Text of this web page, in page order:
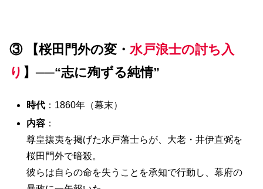
③ 【桜田門外の変・ 水戸浪士の討ち入
り 】──“志に殉ずる純情”
時代 ：1860年（幕末）
内容 ：
尊皇攘夷を掲げた水戸藩士らが、大老・井伊直弼を
桜田門外で暗殺。
彼らは自らの命を失うことを承知で行動し、幕府の